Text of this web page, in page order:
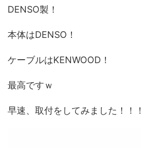
DENSO製！
本体はDENSO！
ケーブルはKENWOOD！
最高ですｗ
早速、取付をしてみました！！！